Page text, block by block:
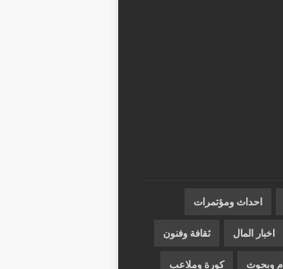
احداث ومؤتمرات
اخبار المال ثقافة وفنون
وبحوث كورة وملاعب